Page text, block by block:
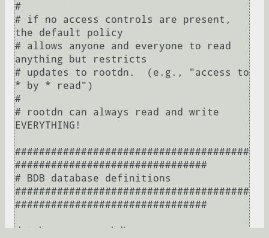
#
# if no access controls are present,
the default policy
# allows anyone and everyone to read
anything but restricts
# updates to rootdn.  (e.g., "access to
* by * read")
#
# rootdn can always read and write
EVERYTHING!
#######################################
################################
# BDB database definitions
#######################################
################################
database        hdb